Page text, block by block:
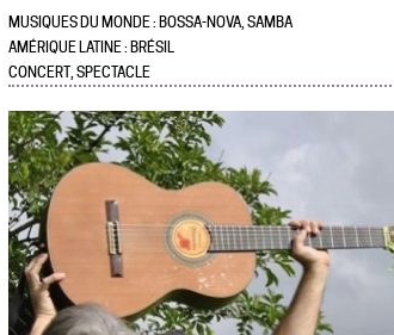
MUSIQUES DU MONDE : BOSSA-NOVA, SAMBA
AMÉRIQUE LATINE : BRÉSIL
CONCERT, SPECTACLE